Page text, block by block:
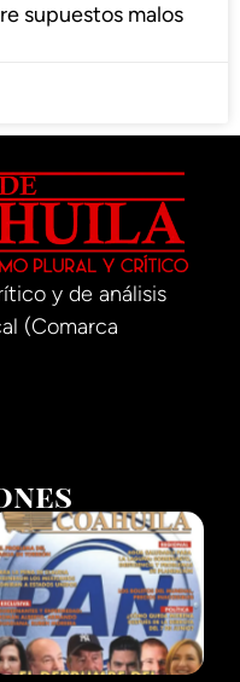
supuestos malos
y de análisis
(Comarca